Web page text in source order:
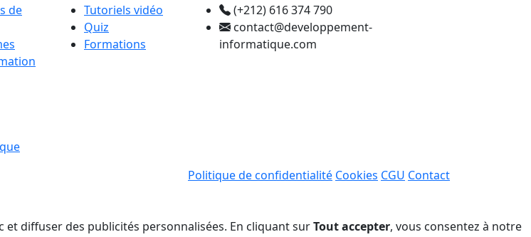
de
Tutoriels vidéo
Quiz
Formations
(+212) 616 374 790
contact@developpement-
informatique.com
Politique de confidentialité Cookies CGU Contact
diffuser des publicités personnalisées. En cliquant surTout accepter, vous consentez à notre